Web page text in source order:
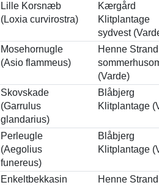
Lille Korsnæb
(Loxia curvirostra)
Kærgård
Klitplantage
sydvest
Mosehornugle
(Asio flammeus)
Henne Strand
(Varde)
Skovskade
(Garrulus
glandarius)
Blåbjerg
Klitplantage
Perleugle
(Aegolius
funereus)
Blåbjerg
Klitplantage
Enkeltbekkasin
Henne Strand